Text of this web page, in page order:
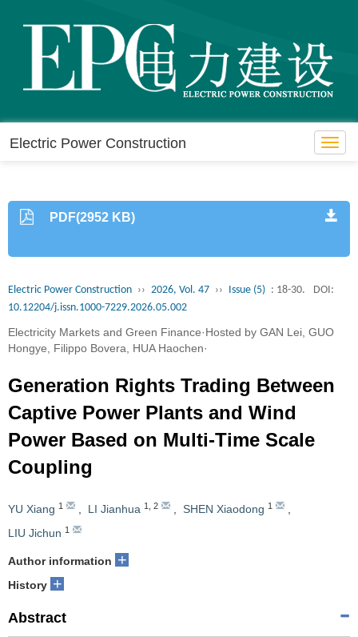
Electric Power Construction
PDF(2952 KB)
Electric Power Construction ›› 2026, Vol. 47 ›› Issue (5) : 18-30.
DOI:
10.12204/j.issn.1000-7229.2026.05.002
Electricity Markets and Green Finance·Hosted by GAN Lei, GUO
Hongye, Filippo Bovera, HUA Haochen·
Generation Rights Trading Between
Captive Power Plants and Wind
Power Based on Multi-Time Scale
Coupling
YU Xiang 1 LI Jianhua 1 2 SHEN Xiaodong 1
LIU Jichun 1
Author information +
History +
Abstract